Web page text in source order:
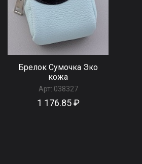
Брелок Сумочка Эко
кожа
Арт: 038327
1 176.85 ₽